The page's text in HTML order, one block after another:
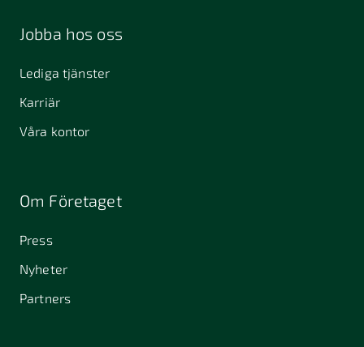
Jobba hos oss
Lediga tjänster
Karriär
Våra kontor
Om Företaget
Press
Nyheter
Partners